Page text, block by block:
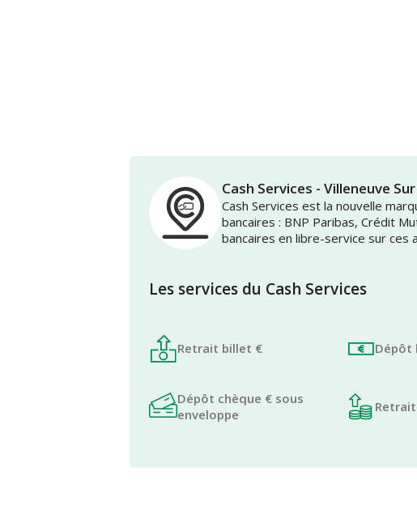
Cash Services - Villeneuve
Cash Services est la nouvelle
bancaires : BNP Paribas, Crédit
bancaires en libre-service sur ces
Les services du Cash Services
Retrait billet € Dépôt
Dépôt chèque € sous
enveloppe